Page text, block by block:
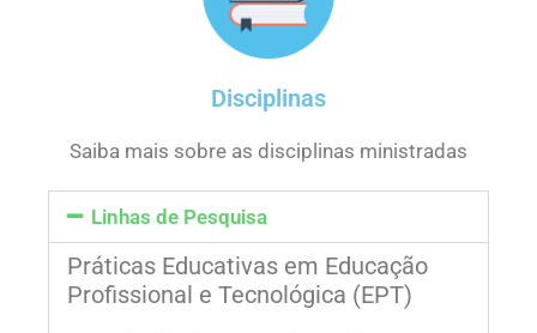
Disciplinas
Saiba mais sobre as disciplinas ministradas
Linhas de Pesquisa
Práticas Educativas em Educação
Profissional e Tecnológica (EPT)